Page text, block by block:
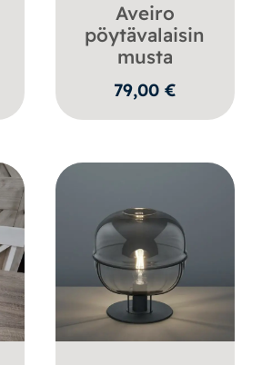
Aveiro
pöytävalaisin
musta
79,00 €